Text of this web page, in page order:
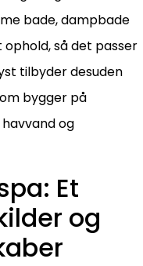
bade, dampbade
så det passer
tilbyder desuden
bygger på
og
Et
og